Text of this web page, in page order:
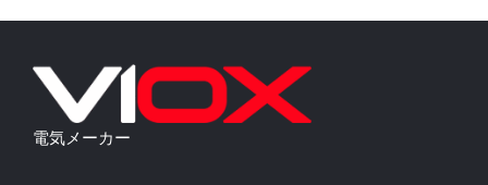
電気メーカー